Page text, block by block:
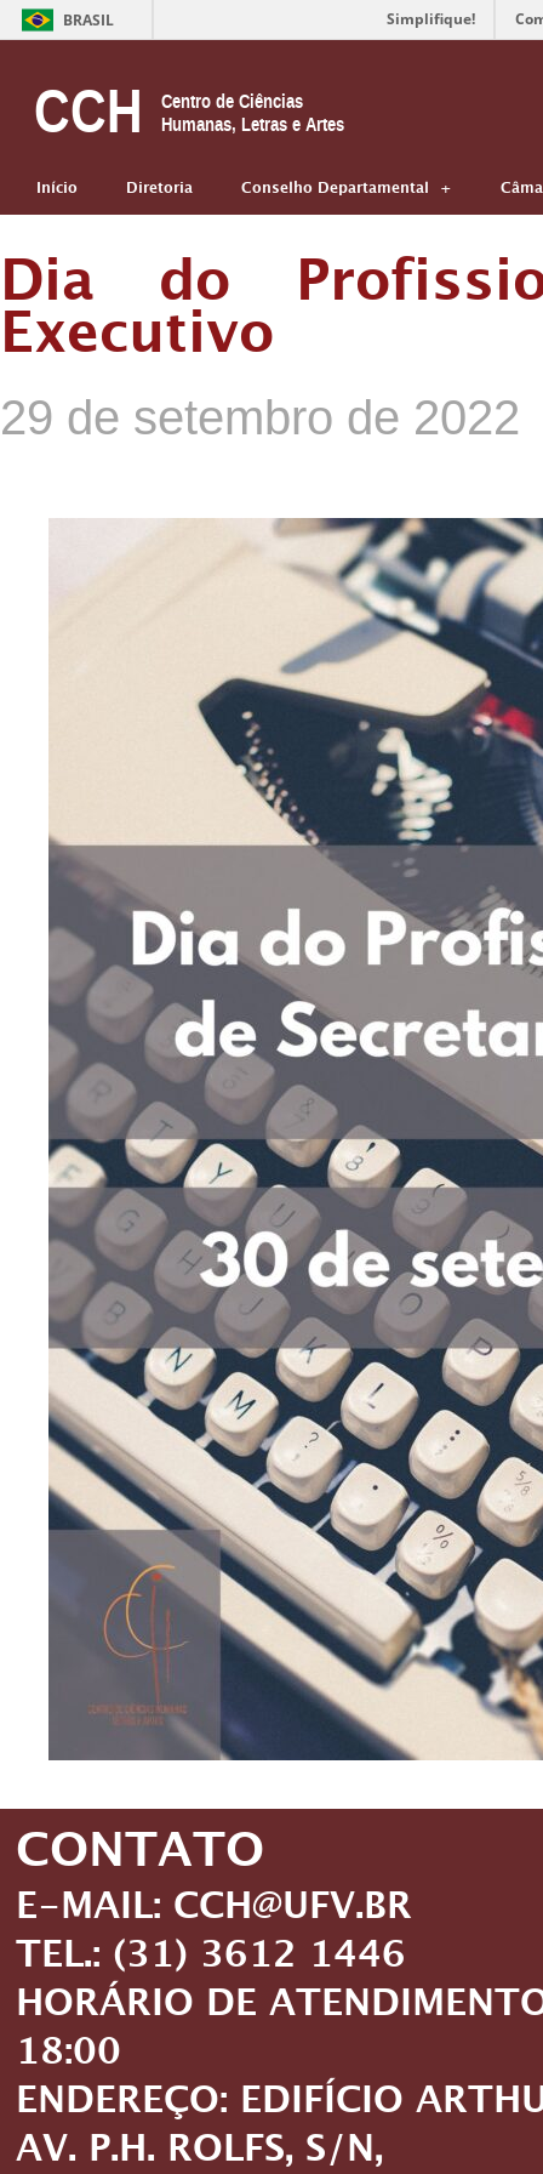
BRASIL Simplifique!
CCH
Centro de Ciências
Humanas, Letras e Artes
Início Diretoria Conselho Departamental
Dia do
Executivo
29 de setembro de 2022
CONTATO
E-MAIL: CCH@UFV.BR
TEL.: (31) 3612 1446
HORÁRIO DE
18:00
ENDEREÇO: EDIFÍCIO
AV. P.H. ROLFS, S/N,